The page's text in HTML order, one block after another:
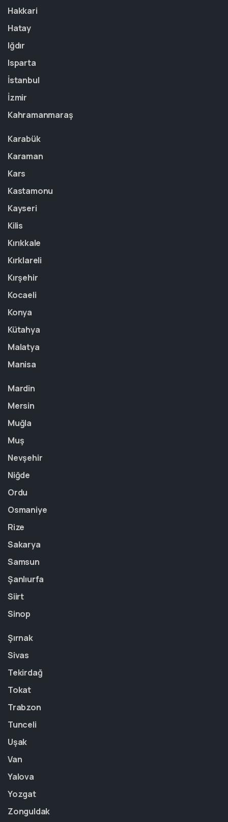
Hakkari
Hatay
Iğdır
Isparta
İstanbul
İzmir
Kahramanmaraş
Karabük
Karaman
Kars
Kastamonu
Kayseri
Kilis
Kırıkkale
Kırklareli
Kırşehir
Kocaeli
Konya
Kütahya
Malatya
Manisa
Mardin
Mersin
Muğla
Muş
Nevşehir
Niğde
Ordu
Osmaniye
Rize
Sakarya
Samsun
Şanlıurfa
Siirt
Sinop
Şırnak
Sivas
Tekirdağ
Tokat
Trabzon
Tunceli
Uşak
Van
Yalova
Yozgat
Zonguldak